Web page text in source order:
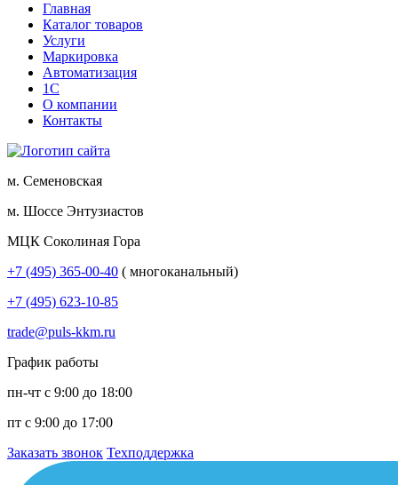
Главная
Каталог товаров
Услуги
Маркировка
Автоматизация
1С
О компании
Контакты
м. Семеновская
м. Шоссе Энтузиастов
МЦК Соколиная Гора
+7 (495) 365-00-40 ( многоканальный)
+7 (495) 623-10-85
trade@puls-kkm.ru
График работы
пн-чт с 9:00 до 18:00
пт с 9:00 до 17:00
Заказать звонок Техподдержка